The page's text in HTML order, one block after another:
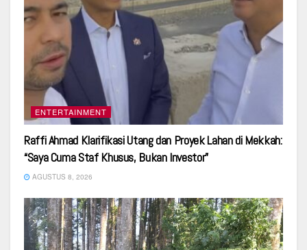
ENTERTAINMENT
Raffi Ahmad Klarifikasi Utang dan Proyek Lahan di Mekkah:
“Saya Cuma Staf Khusus, Bukan Investor”
AGUSTUS 8, 2026